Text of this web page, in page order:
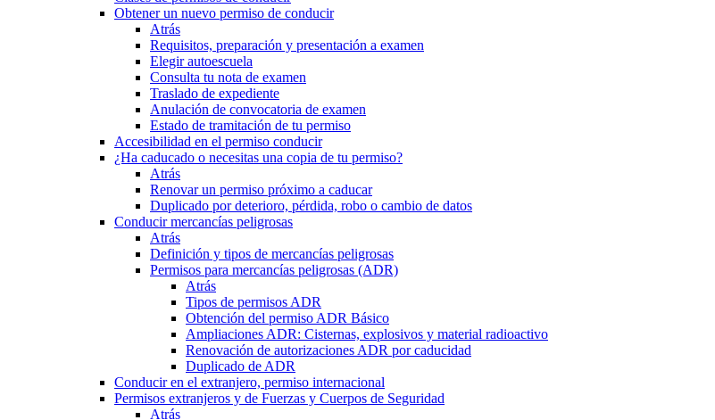
Obtener un nuevo permiso de conducir
Atrás
Requisitos, preparación y presentación a examen
Elegir autoescuela
Consulta tu nota de examen
Traslado de expediente
Anulación de convocatoria de examen
Estado de tramitación de tu permiso
Accesibilidad en el permiso conducir
¿Ha caducado o necesitas una copia de tu permiso?
Atrás
Renovar un permiso próximo a caducar
Duplicado por deterioro, pérdida, robo o cambio de datos
Conducir mercancías peligrosas
Atrás
Definición y tipos de mercancías peligrosas
Permisos para mercancías peligrosas (ADR)
Atrás
Tipos de permisos ADR
Obtención del permiso ADR Básico
Ampliaciones ADR: Cisternas, explosivos y material radioactivo
Renovación de autorizaciones ADR por caducidad
Duplicado de ADR
Conducir en el extranjero, permiso internacional
Permisos extranjeros y de Fuerzas y Cuerpos de Seguridad
Atrás